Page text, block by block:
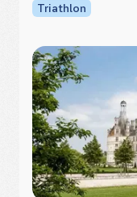
Triathlon